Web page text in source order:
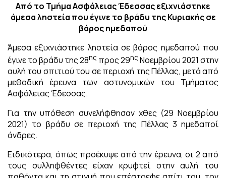
Από το Τμήμα Ασφάλειας Έδεσσας εξιχνιάστηκε
άμεσα ληστεία που έγινε το βράδυ της Κυριακής σε
βάρος ημεδαπού
Άμεσα εξιχνιάστηκε ληστεία σε βάρος ημεδαπού που
έγινε το βράδυ της 28ης προς 29ης Νοεμβρίου 2021 στην
αυλή του σπιτιού του σε περιοχή της Πέλλας, μετά από
μεθοδική έρευνα των αστυνομικών του Τμήματος
Ασφάλειας Έδεσσας.
Για την υπόθεση συνελήφθησαν χθες (29 Νοεμβρίου
2021) το βράδυ σε περιοχή της Πέλλας 3 ημεδαποί
άνδρες.
Ειδικότερα, όπως προέκυψε από την έρευνα, οι 2 από
τους συλληφθέντες είχαν κρυφτεί στην αυλή του